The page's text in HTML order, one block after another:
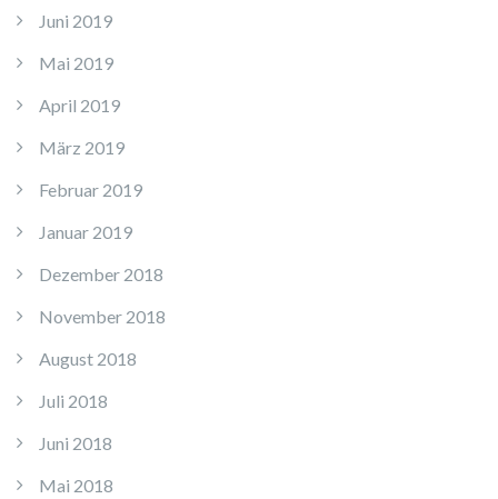
Juni 2019
Mai 2019
April 2019
März 2019
Februar 2019
Januar 2019
Dezember 2018
November 2018
August 2018
Juli 2018
Juni 2018
Mai 2018